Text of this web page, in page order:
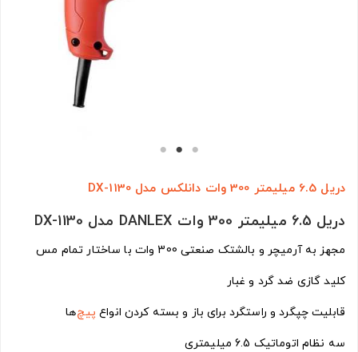
دریل 6.5 میلیمتر 300 وات دانلکس مدل DX-1130
دریل 6.5 میلیمتر 300 وات DANLEX مدل DX-1130
مجهز به آرمیچر و بالشتک صنعتی 300 وات با ساختار تمام مس
کلید گازی ضد گرد و غبار
قابلیت چپگرد و راستگرد برای باز و بسته کردن انواع پیچ‌ها
سه نظام اتوماتیک 6.5 میلیمتری